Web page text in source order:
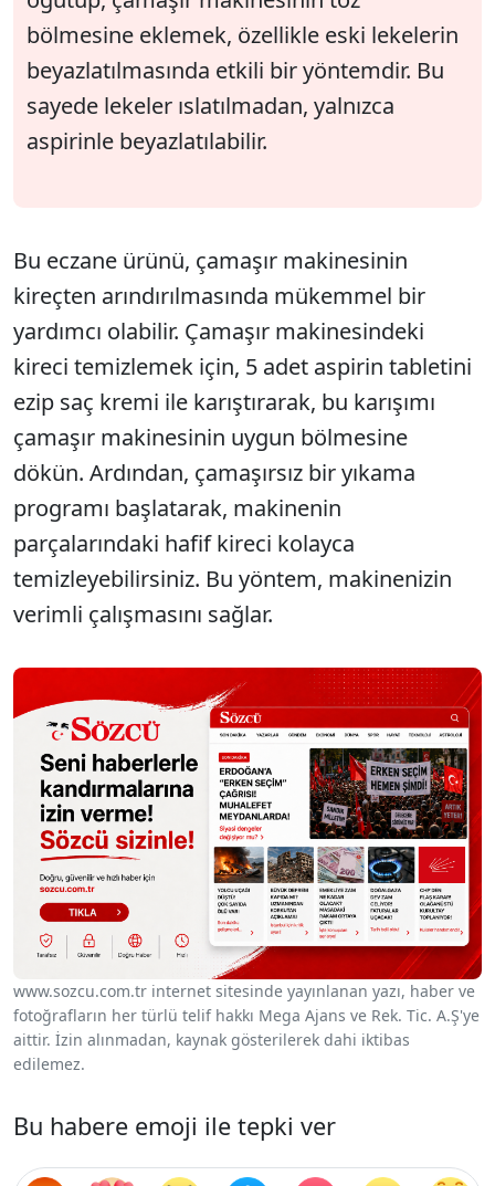
bölmesine eklemek, özellikle eski lekelerin
beyazlatılmasında etkili bir yöntemdir. Bu
sayede lekeler ıslatılmadan, yalnızca
aspirinle beyazlatılabilir.
Bu eczane ürünü, çamaşır makinesinin
kireçten arındırılmasında mükemmel bir
yardımcı olabilir. Çamaşır makinesindeki
kireci temizlemek için, 5 adet aspirin tabletini
ezip saç kremi ile karıştırarak, bu karışımı
çamaşır makinesinin uygun bölmesine
dökün. Ardından, çamaşırsız bir yıkama
programı başlatarak, makinenin
parçalarındaki hafif kireci kolayca
temizleyebilirsiniz. Bu yöntem, makinenizin
verimli çalışmasını sağlar.
www.sozcu.com.tr internet sitesinde yayınlanan yazı, haber ve
fotoğrafların her türlü telif hakkı Mega Ajans ve Rek. Tic. A.Ş'ye
aittir. İzin alınmadan, kaynak gösterilerek dahi iktibas
edilemez.
Bu habere emoji ile tepki ver